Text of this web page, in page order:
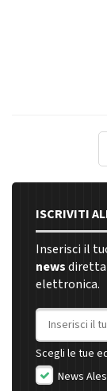
ISCRIVITI
Inserisci il
news
elettronica.
Indirizzo
Scegli le tue
News